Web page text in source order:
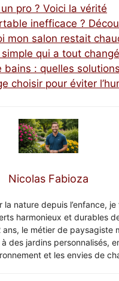
pro ? Voici la vérité
inefficace ?
mon salon restait
simple qui a tout
bains : quelles
choisir pour éviter
Nicolas Fabioza
la nature depuis l’enfance,
harmonieux et durables
ans, le métier de paysagiste
des jardins personnalisés,
et les envies de